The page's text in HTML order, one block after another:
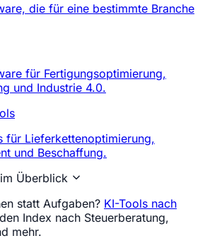
die für eine bestimmte Branche
für Fertigungsoptimierung,
und Industrie 4.0.
für Lieferkettenoptimierung,
und Beschaffung.
Überblick
statt Aufgaben? KI-Tools nach
Index nach Steuerberatung,
mehr.